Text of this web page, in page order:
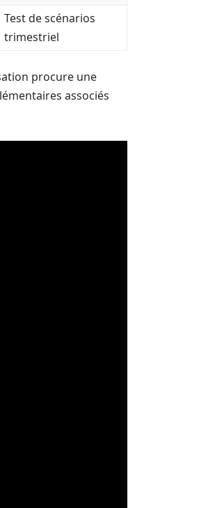
Test de scénarios
trimestriel
procure une
associés